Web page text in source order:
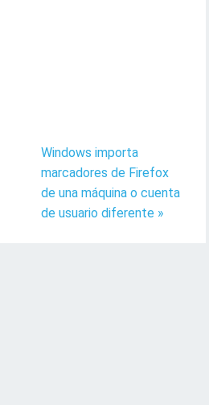
Windows importa
marcadores de Firefox
de una máquina o cuenta
de usuario diferente »